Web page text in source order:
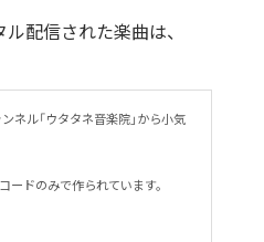
配信された楽曲は、
ネル「ウタタネ音楽院」から小気
ードのみで作られています。